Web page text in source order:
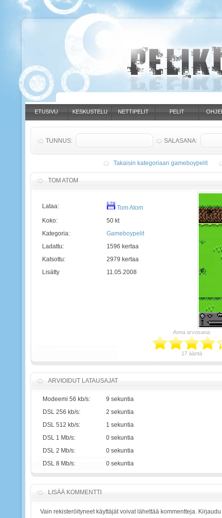
ETUSIVU KESKUSTELU NETTIPELIT PELIT
Takaisin kategoriaan gameboypelit
TOM ATOM
Lataa:
Tom Atom
Koko:
50 kt
Kategoria:
Gameboypelit
Ladattu:
1596 kertaa
Katsottu:
2979 kertaa
Lisätty
11.05.2008
Anna arvosana:
17 ääntä
ARVIOIDUT LATAUSAJAT
Modeemi 56 kb/s:
9 sekuntia
DSL 256 kb/s:
2 sekuntia
DSL 512 kb/s:
1 sekuntia
DSL 1 Mb/s:
0 sekuntia
DSL 2 Mb/s:
0 sekuntia
DSL 8 Mb/s:
0 sekuntia
LISÄÄ KOMMENTTI
Vain rekisteröityneet käyttäjät voivat lähettää kommentteja.
TUNNUS: SALASANA: